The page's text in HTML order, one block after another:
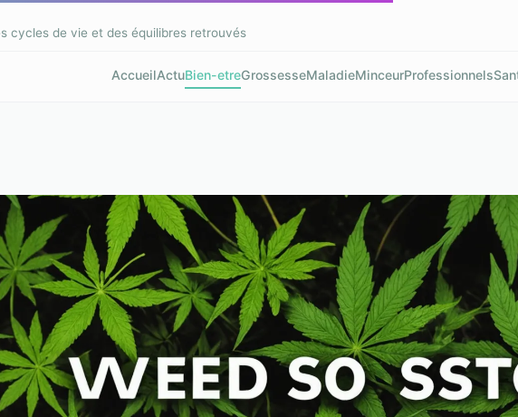
cycles de vie et des équilibres retrouvés
AccueilActuBien-etreGrossesseMaladieMinceurProfessionnels